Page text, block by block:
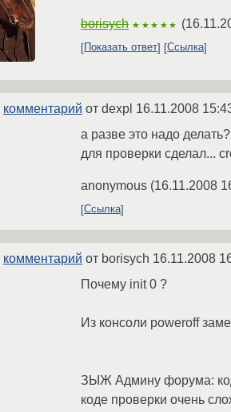
borisych ★★★★★ (
Показать ответ Ссылка
комментарий от dexpl 16.11.2008
а разве это надо делать?
для проверки сделал...
anonymous (16.11.2008
Ссылка
комментарий от borisych 16.11.2008
Почему init 0 ?
Из консоли poweroff
ЗЫЖ Админу форума: код
коде проверки очень